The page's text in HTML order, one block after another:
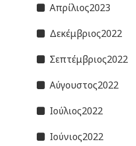
Απρίλιος2023
Δεκέμβριος2022
Σεπτέμβριος2022
Αύγουστος2022
Ιούλιος2022
Ιούνιος2022